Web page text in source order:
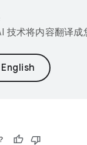
技术将内容翻译成